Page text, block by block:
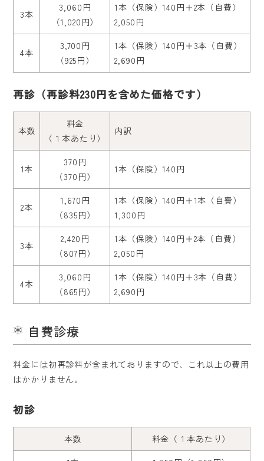
3本
3,060円
（1,020円）
1本（保険）140円＋2本（自費）
2,050円
4本
3,700円
（925円）
1本（保険）140円＋3本（自費）
2,690円
再診（再診料230円を含めた価格です）
本数
料金
（１本あたり）
内訳
1本
370円
（370円）
1本（保険）140円
2本
1,670円
（835円）
1本（保険）140円＋1本（自費）
1,300円
3本
2,420円
（807円）
1本（保険）140円＋2本（自費）
2,050円
4本
3,060円
（865円）
1本（保険）140円＋3本（自費）
2,690円
自費診療
料金には初再診料が含まれておりますので、これ以上の費用
はかかりません。
初診
本数
料金（１本あたり）